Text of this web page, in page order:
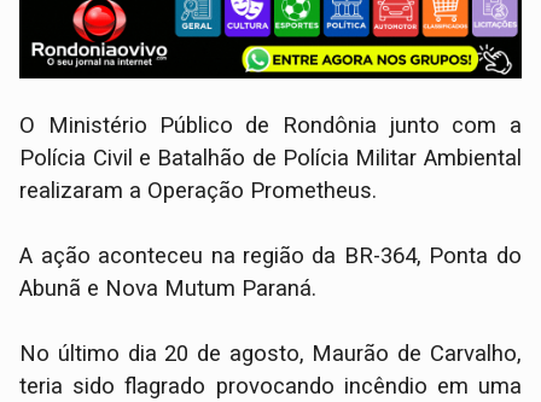
O Ministério Público de Rondônia junto com a
Polícia Civil e Batalhão de Polícia Militar Ambiental
realizaram a Operação Prometheus.
A ação aconteceu na região da BR-364, Ponta do
Abunã e Nova Mutum Paraná.
No último dia 20 de agosto, Maurão de Carvalho,
teria sido flagrado provocando incêndio em uma